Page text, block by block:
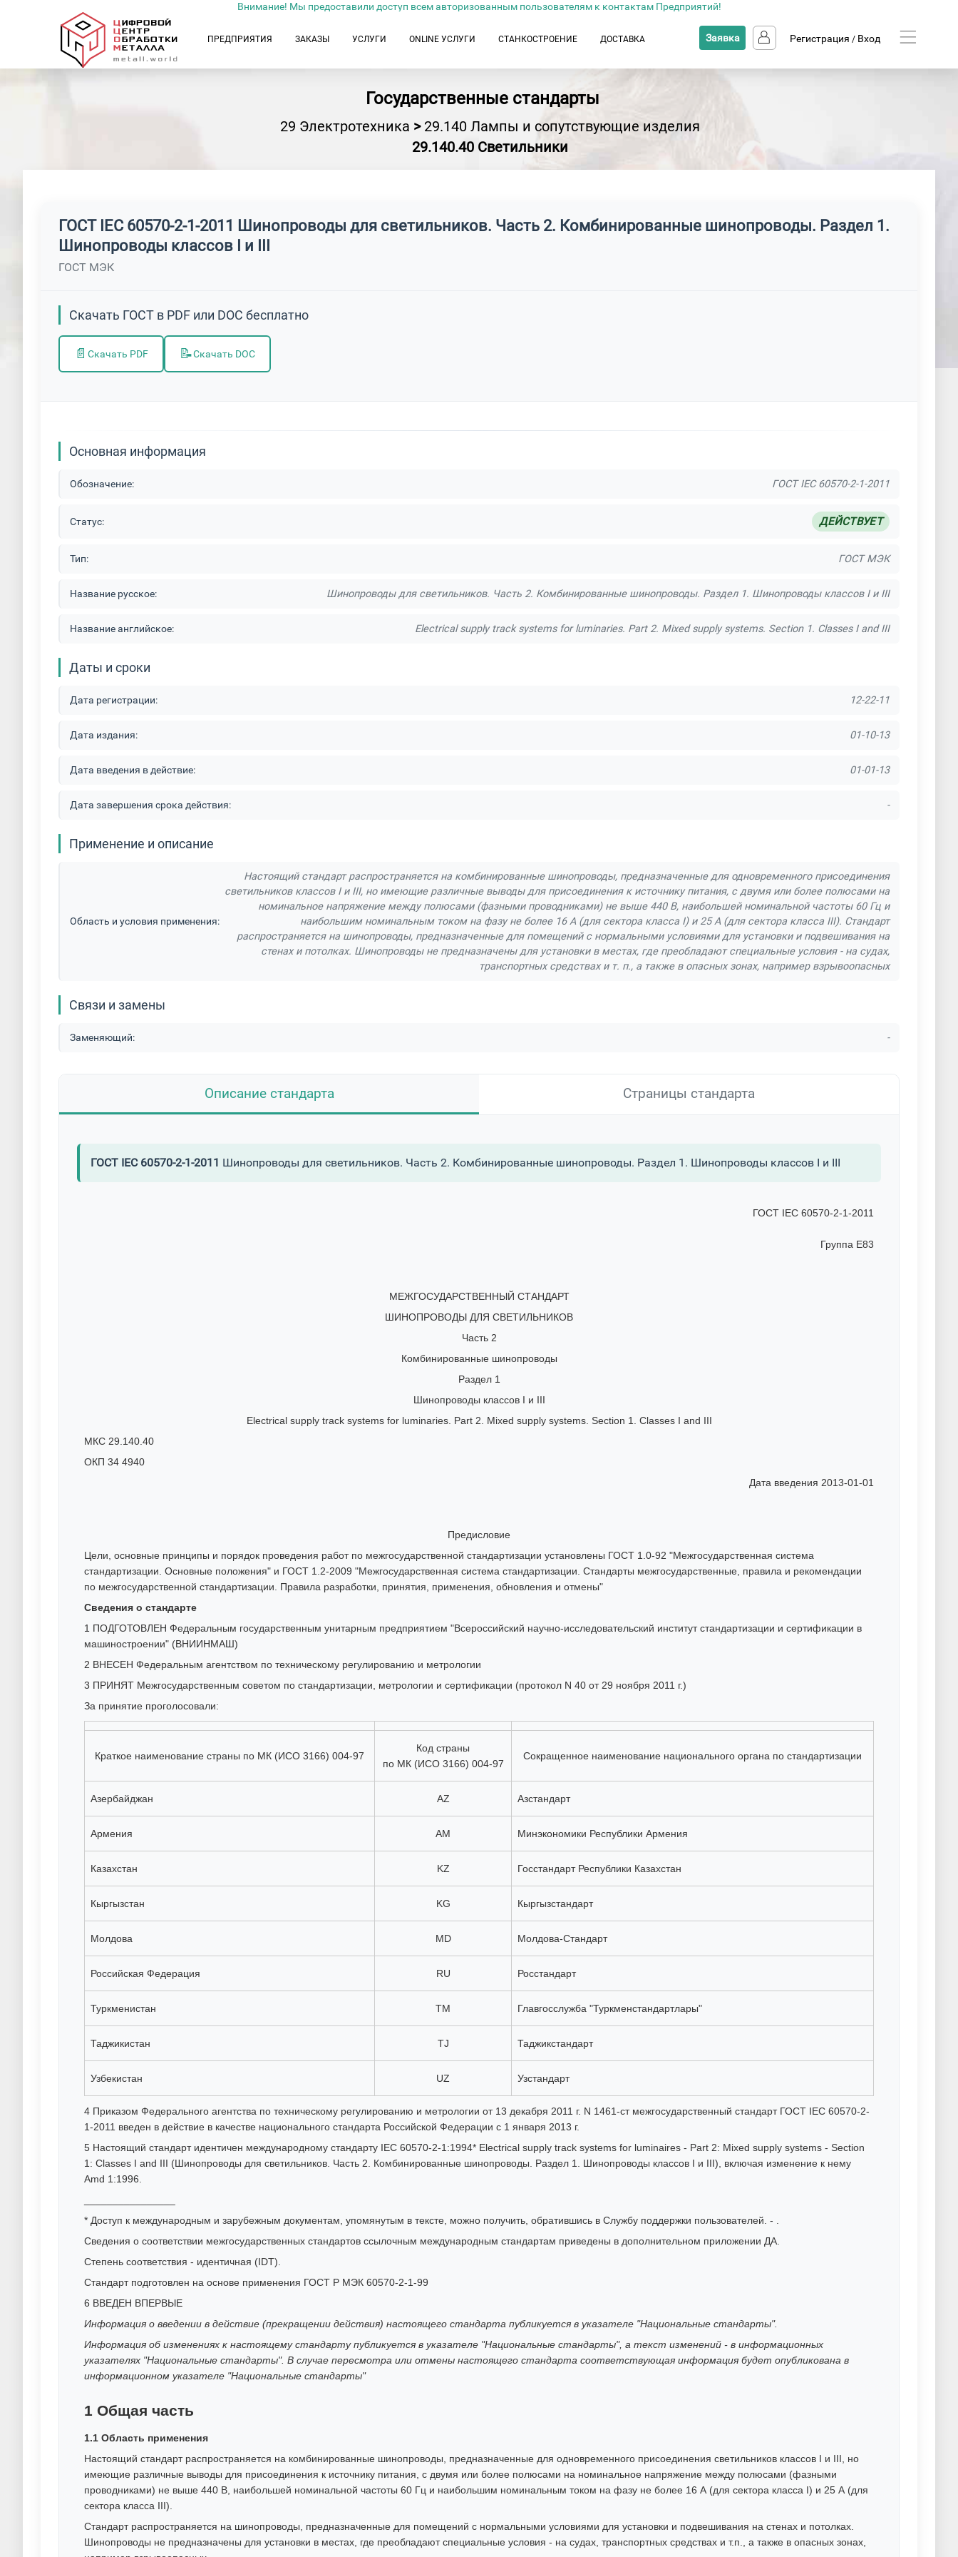
Внимание! Мы предоставили доступ всем авторизованным пользователям к контактам Предприятий!
ПРЕДПРИЯТИЯ ЗАКАЗЫ УСЛУГИ ONLINE УСЛУГИ СТАНКОСТРОЕНИЕ ДОСТАВКА Заявка Регистрация / Вход
Государственные стандарты
29 Электротехника > 29.140 Лампы и сопутствующие изделия
29.140.40 Светильники
ГОСТ IEC 60570-2-1-2011 Шинопроводы для светильников. Часть 2. Комбинированные шинопроводы. Раздел 1.
Шинопроводы классов I и III
ГОСТ МЭК
Скачать ГОСТ в PDF или DOC бесплатно
📄 Скачать PDF 📝Скачать DOC
Основная информация
Обозначение: ГОСТ IEC 60570-2-1-2011
Статус: ДЕЙСТВУЕТ
Тип: ГОСТ МЭК
Название русское: Шинопроводы для светильников. Часть 2. Комбинированные шинопроводы. Раздел 1. Шинопроводы классов I и III
Название английское: Electrical supply track systems for luminaries. Part 2. Mixed supply systems. Section 1. Classes I and III
Даты и сроки
Дата регистрации: 12-22-11
Дата издания: 01-10-13
Дата введения в действие: 01-01-13
Дата завершения срока действия: -
Применение и описание
Область и условия применения:
Настоящий стандарт распространяется на комбинированные шинопроводы, предназначенные для одновременного присоединения
светильников классов I и III, но имеющие различные выводы для присоединения к источнику питания, с двумя или более полюсами на
номинальное напряжение между полюсами (фазными проводниками) не выше 440 В, наибольшей номинальной частоты 60 Гц и
наибольшим номинальным током на фазу не более 16 А (для сектора класса I) и 25 А (для сектора класса III). Стандарт
распространяется на шинопроводы, предназначенные для помещений с нормальными условиями для установки и подвешивания на
стенах и потолках. Шинопроводы не предназначены для установки в местах, где преобладают специальные условия - на судах,
транспортных средствах и т. п., а также в опасных зонах, например взрывоопасных
Связи и замены
Заменяющий: -
Описание стандарта Страницы стандарта
ГОСТ IEC 60570-2-1-2011 Шинопроводы для светильников. Часть 2. Комбинированные шинопроводы. Раздел 1. Шинопроводы классов I и III